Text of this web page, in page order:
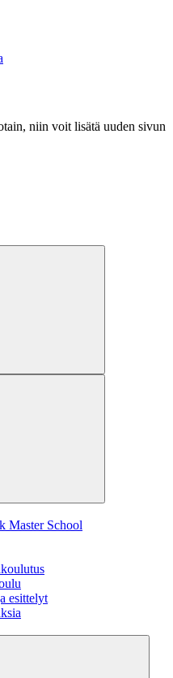
niin voit lisätä uuden sivun
Master School
esittelyt